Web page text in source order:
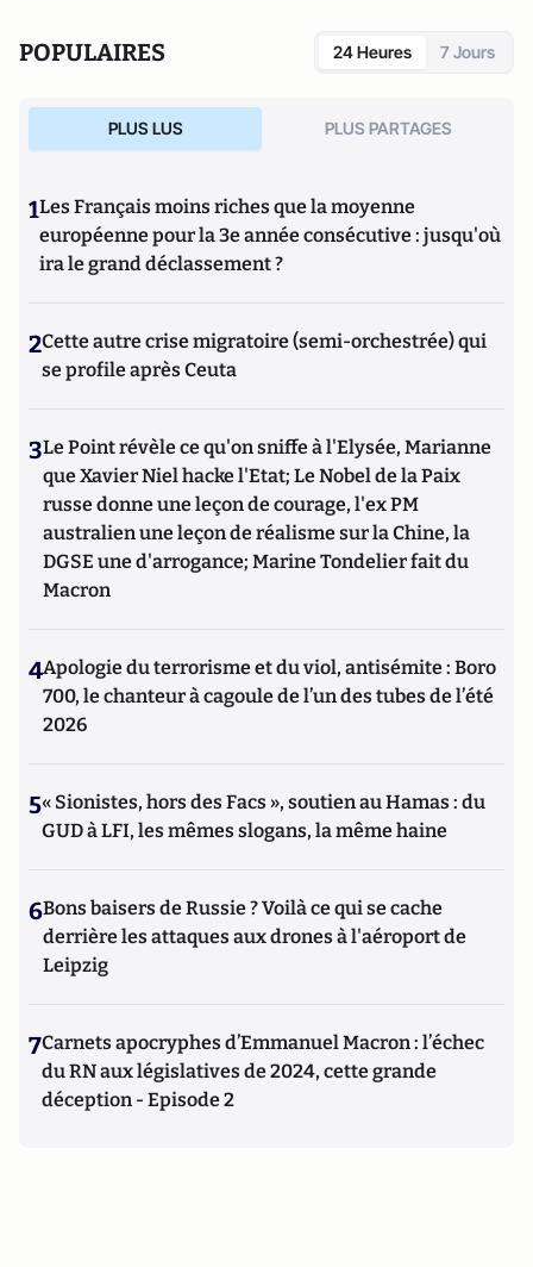
POPULAIRES 24 Heures 7 Jours
PLUS LUS PLUS PARTAGES
1Les Français moins riches que la moyenne
européenne pour la 3e année consécutive : jusqu'où
ira le grand déclassement ?
2Cette autre crise migratoire (semi-orchestrée) qui
se profile après Ceuta
3Le Point révèle ce qu'on sniffe à l'Elysée, Marianne
que Xavier Niel hacke l'Etat; Le Nobel de la Paix
russe donne une leçon de courage, l'ex PM
australien une leçon de réalisme sur la Chine, la
DGSE une d'arrogance; Marine Tondelier fait du
Macron
4Apologie du terrorisme et du viol, antisémite : Boro
700, le chanteur à cagoule de l’un des tubes de l’été
2026
5« Sionistes, hors des Facs », soutien au Hamas : du
GUD à LFI, les mêmes slogans, la même haine
6Bons baisers de Russie ? Voilà ce qui se cache
derrière les attaques aux drones à l'aéroport de
Leipzig
7Carnets apocryphes d’Emmanuel Macron : l’échec
du RN aux législatives de 2024, cette grande
déception - Episode 2